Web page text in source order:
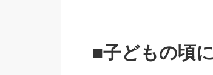
■子どもの頃